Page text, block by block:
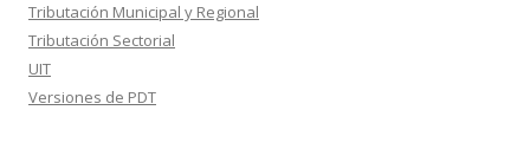
Tributación Municipal y Regional
Tributación Sectorial
UIT
Versiones de PDT